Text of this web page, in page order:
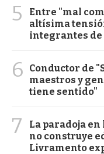
5
Entre "mal
altísima
integrantes
6
Conductor de
maestros y
tiene sentido"
7
La paradoja
no construye
Livramento